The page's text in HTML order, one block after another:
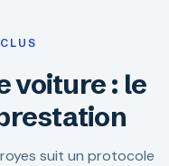
voiture : le
suit un protocole